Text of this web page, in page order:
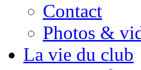
Contact
Photos &
La vie du club